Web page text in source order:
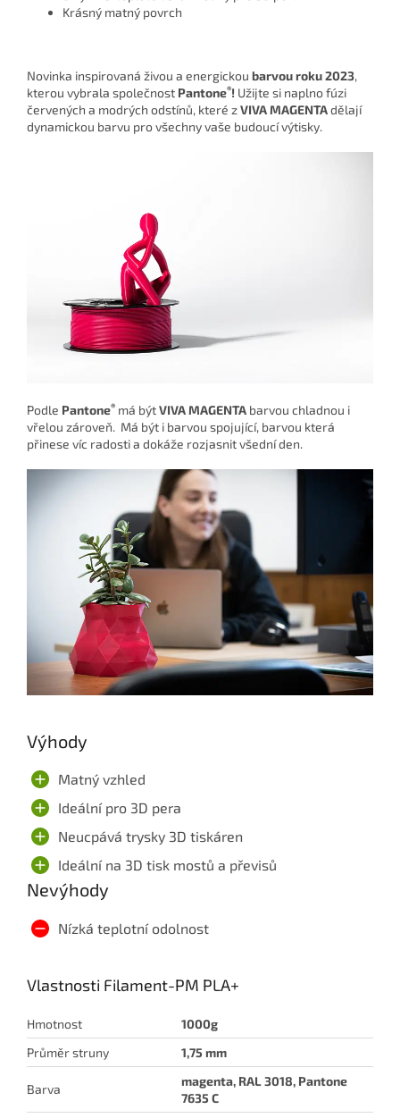
Krásný matný povrch
Novinka inspirovaná živou a energickou barvou roku 2023,
kterou vybrala společnost Pantone®! Užijte si naplno fúzi
červených a modrých odstínů, které zVIVA MAGENTAdělají
dynamickou barvu pro všechny vaše budoucí výtisky.
Podle Pantone® má býtVIVA MAGENTA barvou chladnou i
vřelou zároveň. Má být i barvou spojující, barvou která
přinese víc radosti a dokáže rozjasnit všední den.
Výhody
Matný vzhled
Ideální pro 3D pera
Neucpává trysky 3D tiskáren
Ideální na 3D tisk mostů a převisů
Nevýhody
Nízká teplotní odolnost
Vlastnosti Filament-PM PLA+
Hmotnost
1000g
Průměr struny
1,75 mm
Barva
magenta, RAL 3018, Pantone
7635 C